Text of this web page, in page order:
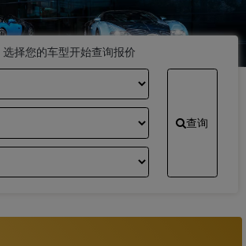
选择您的车型开始查询报价
查询